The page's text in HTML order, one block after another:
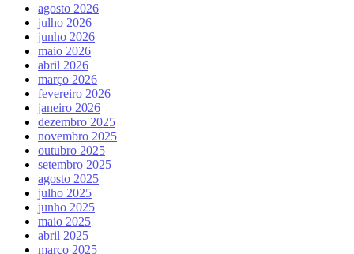
agosto 2026
julho 2026
junho 2026
maio 2026
abril 2026
março 2026
fevereiro 2026
janeiro 2026
dezembro 2025
novembro 2025
outubro 2025
setembro 2025
agosto 2025
julho 2025
junho 2025
maio 2025
abril 2025
março 2025